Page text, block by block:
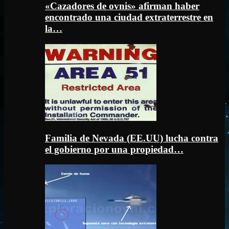
«Cazadores de ovnis» afirman haber
encontrado una ciudad extraterrestre en
la…
Familia de Nevada (EE.UU) lucha contra
el gobierno por una propiedad…